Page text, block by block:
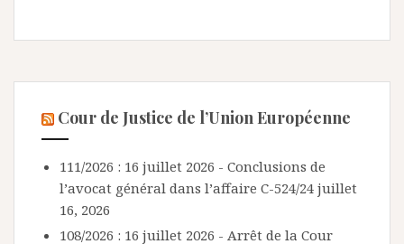
Cour de Justice de l’Union Européenne
111/2026 : 16 juillet 2026 - Conclusions de
l’avocat général dans l’affaire C-524/24 juillet
16, 2026
108/2026 : 16 juillet 2026 - Arrêt de la Cour